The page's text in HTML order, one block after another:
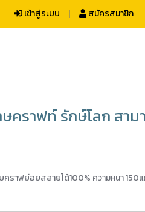
เข้าสู่ระบบ สมัครสมาชิก
คราฟท์ รักษ์โลก สาม
ราฟย่อยสลายได้100% ความหนา 150